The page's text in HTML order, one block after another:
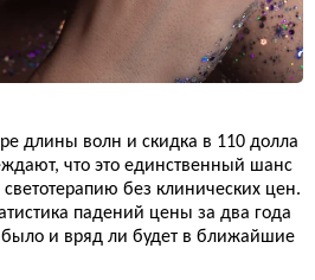
длины волн и скидка в 110 долла
что это единственный шанс
без клинических цен.
падений цены за два года
и вряд ли будет в ближайшие